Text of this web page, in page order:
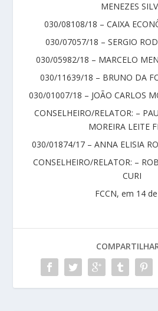
MENEZES
030/08108/18 – CAIXA
030/07057/18 – SERGIO
030/05982/18 – MARCELO
030/11639/18 – BRUNO DA
030/01007/18 – JOÃO CARLOS
CONSELHEIRO/RELATOR: –
MOREIRA LEITE
030/01874/17 – ANNA ELISIA
CONSELHEIRO/RELATOR: –
CURI
FCCN, em 14 de